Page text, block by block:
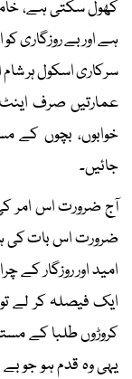
کھول سکتی ہے،
ہے اور بے روزگاری
سرکاری اسکول ہر
عمارتیں صرف اینٹ
خوابوں، بچوں کے
جائیں۔
آج ضرورت اس امر
ضرورت اس بات کی
امید اور روزگار
ایک فیصلہ کر لے تو
کروڑوں طلبا کے
یہی وہ قدم ہو جو